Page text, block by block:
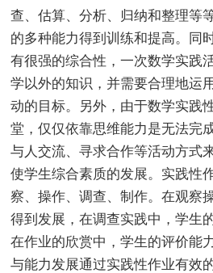
查、估算、分析、归纳和整理等
的多种能力得到训练和提高。同
有很强的综合性，一次数学实践
学以外的知识，并需要合理地运
动的目标。另外，由于数学实践
堂，仅仅依靠思维能力是无法完
与人交流、寻求合作等活动方式
使学生综合素质的发展。实践性
察、操作、调查、制作。在观察
得到发展，在调查实践中，学生
在作业的欣赏中，学生的评价能
与能力发展通过实践性作业有效